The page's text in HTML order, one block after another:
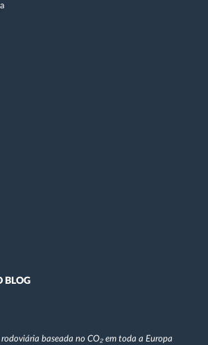
BLOG
baseada no CO₂ em toda a Europa